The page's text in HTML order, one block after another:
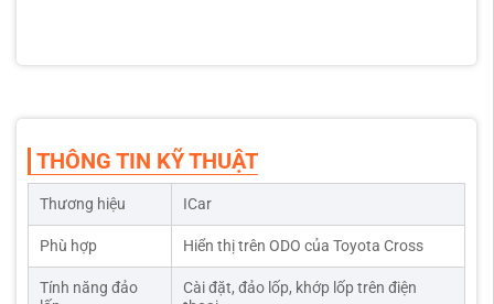
THÔNG TIN KỸ THUẬT
Thương hiệu ICar
Phù hợp Hiển thị trên ODO của Toyota Cross
Tính năng đảo
Cài đặt, đảo lốp, khớp lốp trên điện